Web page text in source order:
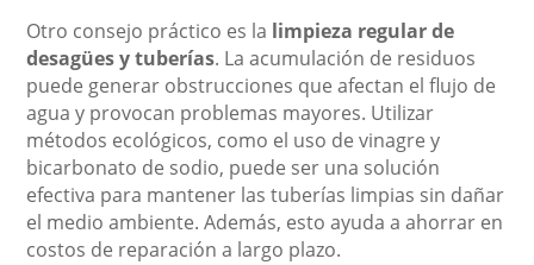
Otro consejo práctico es la limpieza regular de
desagües y tuberías. La acumulación de residuos
puede generar obstrucciones que afectan el flujo de
agua y provocan problemas mayores. Utilizar
métodos ecológicos, como el uso de vinagre y
bicarbonato de sodio, puede ser una solución
efectiva para mantener las tuberías limpias sin dañar
el medio ambiente. Además, esto ayuda a ahorrar en
costos de reparación a largo plazo.